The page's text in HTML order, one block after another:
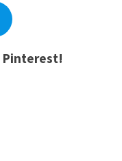
Pinterest!